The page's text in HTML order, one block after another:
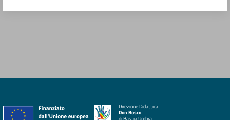
Direzione Didattica
Don Bosco